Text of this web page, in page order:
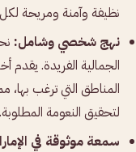
نظيفة وآمنة ومريحة
نهج شخصي وشامل:
الجمالية الفريدة.
المناطق التي ترغب
لتحقيق النعومة المطلوبة.
سمعة موثوقة في